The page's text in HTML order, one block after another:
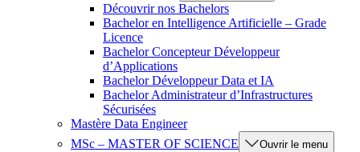
Découvrir nos Bachelors
Bachelor en Intelligence Artificielle – Grade
Licence
Bachelor Concepteur Développeur
d’Applications
Bachelor Développeur Data et IA
Bachelor Administrateur d’Infrastructures
Sécurisées
Mastère Data Engineer
MSc – MASTER OF SCIENCE
Ouvrir le menu